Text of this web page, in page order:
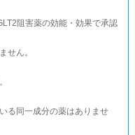
阻害薬の効能・効果で承認
せん。
る同一成分の薬はありませ